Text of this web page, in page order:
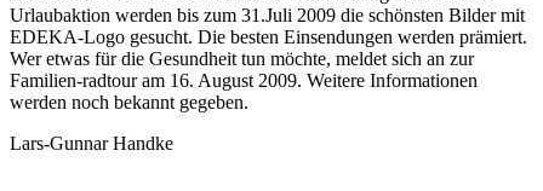
Urlaubaktion werden bis zum 31.Juli 2009 die schönsten Bilder mit
EDEKA-Logo gesucht. Die besten Einsendungen werden prämiert.
Wer etwas für die Gesundheit tun möchte, meldet sich an zur
Familien-radtour am 16. August 2009. Weitere Informationen
werden noch bekannt gegeben.
Lars-Gunnar Handke